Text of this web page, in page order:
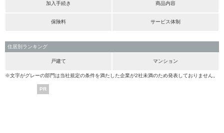
加入手続き 商品内容
保険料 サービス体制
住居別ランキング
戸建て マンション
※文字がグレーの部門は当社規定の条件を満たした企業が2社未満のため発表しておりません。
PR